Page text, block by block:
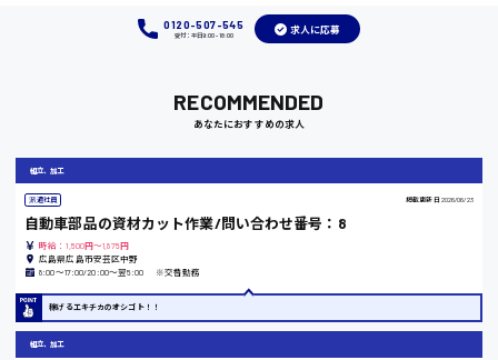
竹原市
0120-507-545
受付：平日9:00 - 18:00
求人に応募
RECOMMENDED
あなたにおすすめの求人
組立、加工
派遣社員 掲載更新日 2026/06/23
自動車部品の資材カット作業/問い合わせ番号：8
時給：1,500円～1,875円
広島県広島市安芸区中野
8:00〜17:00/20:00〜翌5:00 ※交替勤務
稼げるエキチカのオシゴト！！
組立、加工